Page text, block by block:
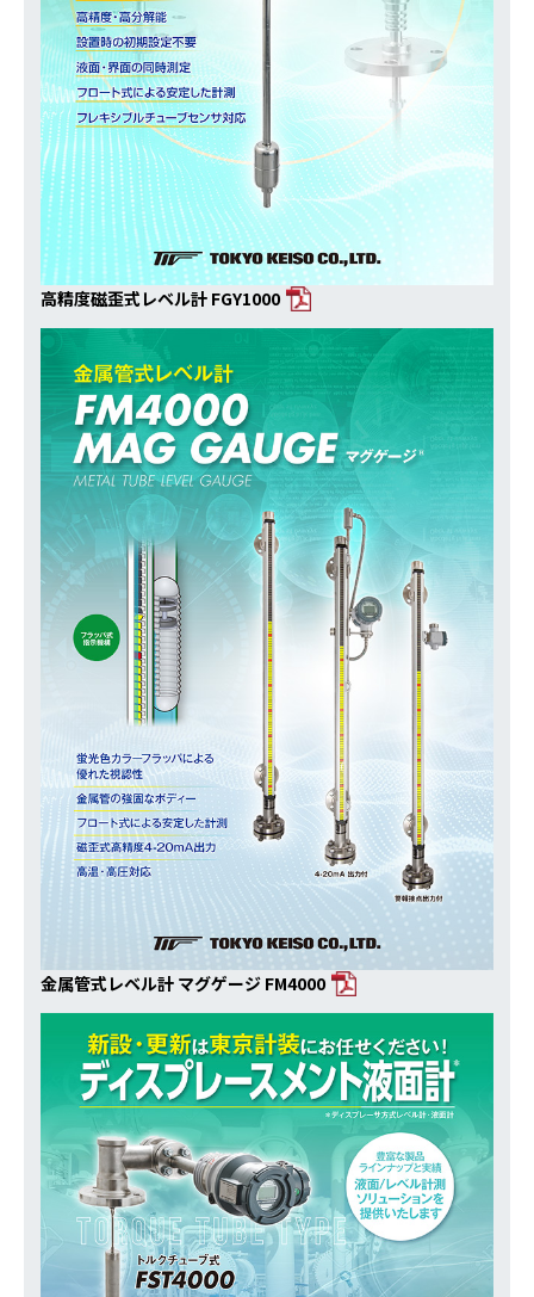
高精度磁歪式レベル計 FGY1000
金属管式レベル計 マグゲージ FM4000